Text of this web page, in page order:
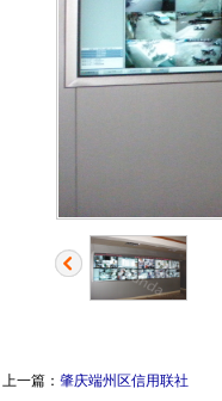
上一篇： 肇庆端州区信用联社